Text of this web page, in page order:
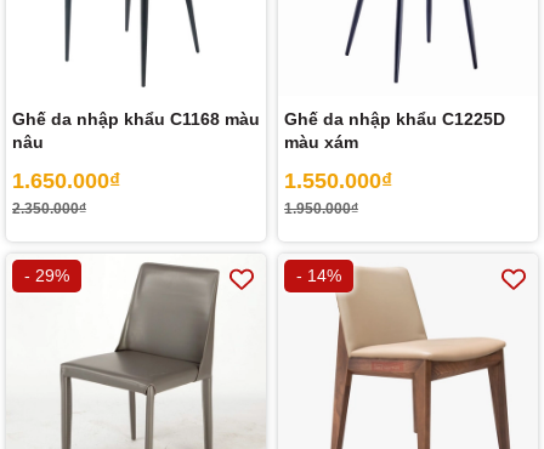
Ghế da nhập khẩu C1168 màu
nâu
1.650.000₫
2.350.000₫
Ghế da nhập khẩu C1225D
màu xám
1.550.000₫
1.950.000₫
- 29% - 14%